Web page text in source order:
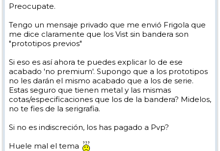
Preocupate.
Tengo un mensaje privado que me envió Frigola que
me dice claramente que los Vist sin bandera son
"prototipos previos"
Si eso es así ahora te puedes explicar lo de ese
acabado 'no premium'. Supongo que a los prototipos
no les darán el mismo acabado que a los de serie.
Estas seguro que tienen metal y las mismas
cotas/especificaciones que los de la bandera? Midelos,
no te fies de la serigrafia.
Si no es indiscreción, los has pagado a Pvp?
Huele mal el tema